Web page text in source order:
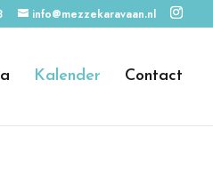
info@mezzekaravaan.nl
Kalender Contact